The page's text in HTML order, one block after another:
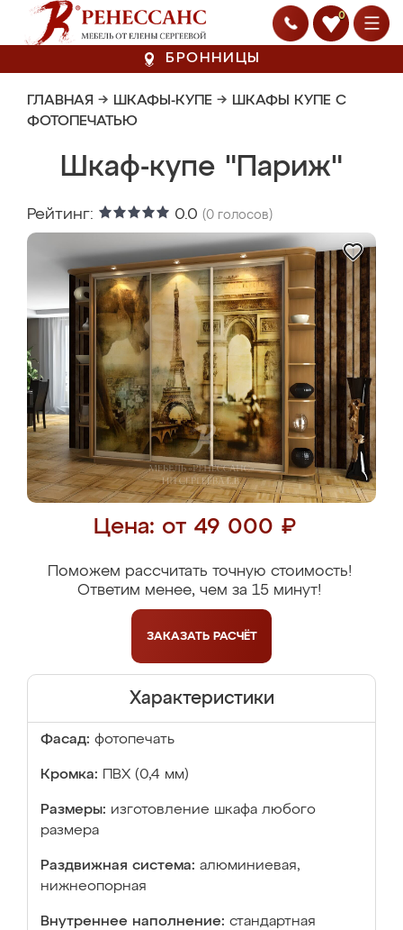
0
БРОННИЦЫ
ГЛАВНАЯ → ШКАФЫ-КУПЕ → ШКАФЫ КУПЕ С
ФОТОПЕЧАТЬЮ
Шкаф-купе "Париж"
Рейтинг: 0.0 (0 голосов)
Цена: от 49 000 ₽
Поможем рассчитать точную стоимость!
Ответим менее, чем за 15 минут!
ЗАКАЗАТЬ РАСЧЁТ
Характеристики
Фасад: фотопечать
Кромка: ПВХ (0,4 мм)
Размеры: изготовление шкафа любого
размера
Раздвижная система: алюминиевая,
нижнеопорная
Внутреннее наполнение: стандартная